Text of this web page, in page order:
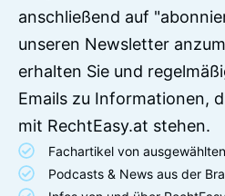
anschließend auf
unseren Newsletter
erhalten Sie und
Emails zu Informationen,
mit RechtEasy.at stehen.
Fachartikel von
Podcasts & News aus der